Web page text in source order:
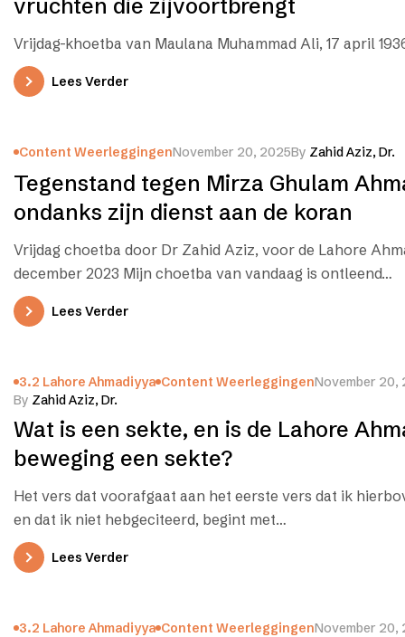
vruchten die zijvoortbrengt
Vrijdag-khoetba van Maulana Muhammad Ali, 17 april
Lees Verder
Content WeerleggingenNovember 20, 2025By Zahid Aziz, Dr.
Tegenstand tegen Mirza Ghulam
ondanks zijn dienst aan de koran
Vrijdag choetba door Dr Zahid Aziz, voor de Lahore
december 2023 Mijn choetba van vandaag is ontleend…
Lees Verder
3.2 Lahore Ahmadiyya Content WeerleggingenNovember 20,
By Zahid Aziz, Dr.
Wat is een sekte, en is de Lahore
beweging een sekte?
Het vers dat voorafgaat aan het eerste vers dat ik
en dat ik niet hebgeciteerd, begint met…
Lees Verder
3.2 Lahore Ahmadiyya Content WeerleggingenNovember 20,